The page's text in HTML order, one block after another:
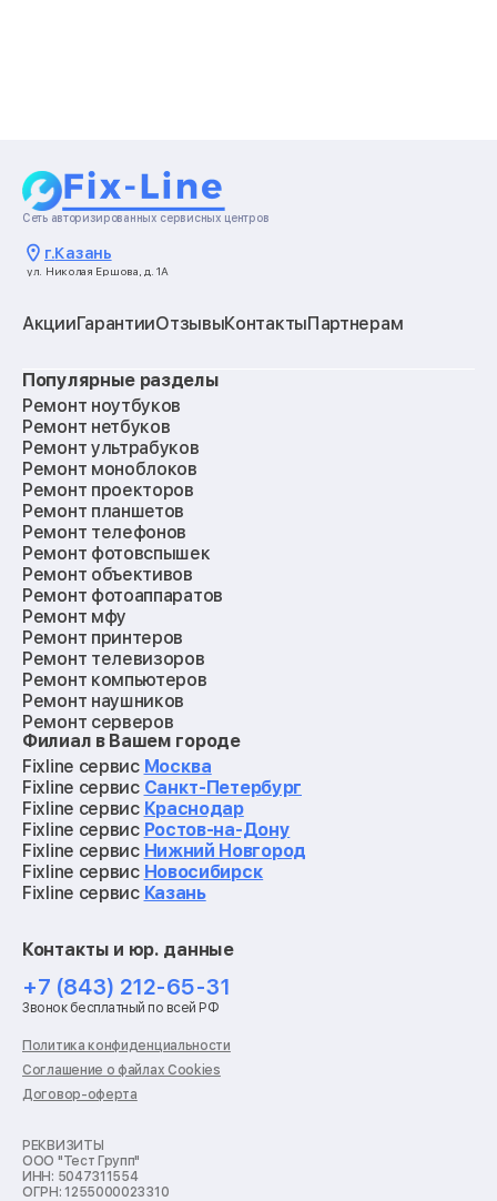
Сеть авторизированных сервисных центров
г.Казань
ул. Николая Ершова, д. 1А
АкцииГарантииОтзывыКонтактыПартнерам
Популярные разделы
Ремонт ноутбуков
Ремонт нетбуков
Ремонт ультрабуков
Ремонт моноблоков
Ремонт проекторов
Ремонт планшетов
Ремонт телефонов
Ремонт фотовспышек
Ремонт объективов
Ремонт фотоаппаратов
Ремонт мфу
Ремонт принтеров
Ремонт телевизоров
Ремонт компьютеров
Ремонт наушников
Ремонт серверов
Ремонт мониторов
Ремонт квадрокоптеров
Ремонт электросамокатов
Ремонт материнских плат
Ремонт видеокарт
Ремонт кофемашин
Ремонт vr систем
Ремонт игровых приставок
Ремонт роботов-пылесосов
Ремонт холодильников
Ремонт стиральных машин
Ремонт пылесосов
Ремонт варочных панелей
Ремонт духовых шкафов
Ремонт кондиционеров
Ремонт кухонных комбайнов
Ремонт морозильных камер
Ремонт отпаривателей
Ремонт плоттеров
Филиал в Вашем городе
Fixline сервис Москва
Fixline сервис Санкт-Петербург
Fixline сервис Краснодар
Fixline сервис Ростов-на-Дону
Fixline сервис Нижний Новгород
Fixline сервис Новосибирск
Fixline сервис Казань
Контакты и юр. данные
+7 (843) 212-65-31
Звонок бесплатный по всей РФ
Политика конфиденциальности
Соглашение о файлах Cookies
Договор-оферта
РЕКВИЗИТЫ
ООО "Тест Групп"
ИНН: 5047311554
ОГРН: 1255000023310